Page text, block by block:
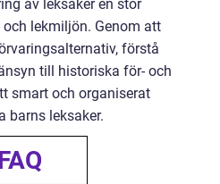
av leksaker en stor
lekmiljön. Genom att
förstå
till historiska för- och
smart och organiserat
barns leksaker.